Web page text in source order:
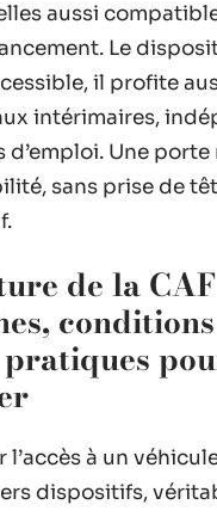
aussi
Le
il profite
intérimaires,
d’emploi. Une porte
sans prise de
de la
l’accès à un
dispositifs,